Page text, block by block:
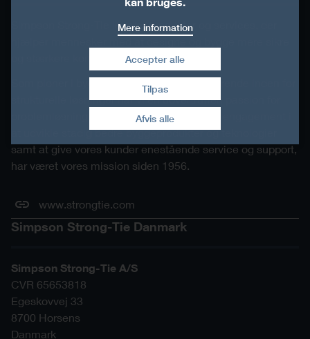
Simpson Strong-Tie leverer produkter og services, der
og stærkere konstruktioner.
Som pioner i byggebranchen og verdensførende inden for
strukturelle løsninger har vi en uovertruffen passion for
problemløsning gennem innovation. Vores engagement i
at udvikle stadig bedre byggeprodukter og teknologier
samt at give vores kunder enestående service og support,
har været vores mission siden 1956.
www.strongtie.com
Simpson Strong-Tie Danmark
Simpson Strong-Tie A/S
CVR 65653818
Egeskovvej 33
8700 Horsens
Danmark
Mere information
Afvis alle
Accepter alle
Træk samtykke tilbage
Tilpas